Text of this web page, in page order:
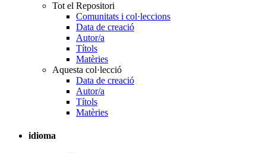
Tot el Repositori
Comunitats i col·leccions
Data de creació
Autor/a
Títols
Matèries
Aquesta col·lecció
Data de creació
Autor/a
Títols
Matèries
idioma